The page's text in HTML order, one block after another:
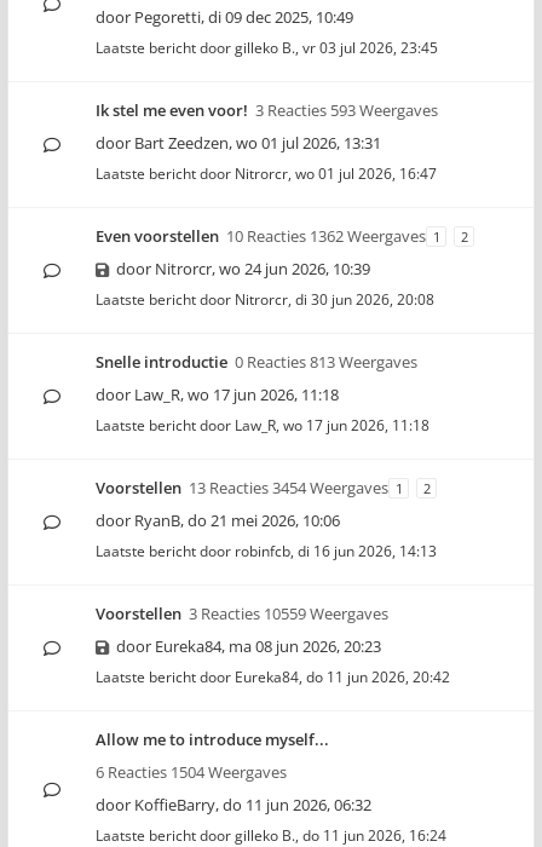
door Pegoretti,di 09 dec 2025, 10:49
Laatste bericht doorgilleko B., vr 03 jul 2026, 23:45
Ik stel me even voor! 3 Reacties 593 Weergaves
door Bart Zeedzen,wo 01 jul 2026, 13:31
Laatste bericht door Nitrorcr, wo 01 jul 2026, 16:47
Even voorstellen 10 Reacties 1362 Weergaves 1 2
door Nitrorcr,wo 24 jun 2026, 10:39
Laatste bericht door Nitrorcr, di 30 jun 2026, 20:08
Snelle introductie 0 Reacties 813 Weergaves
door Law_R,wo 17 jun 2026, 11:18
Laatste bericht door Law_R, wo 17 jun 2026, 11:18
Voorstellen 13 Reacties 3454 Weergaves 1 2
door RyanB,do 21 mei 2026, 10:06
Laatste bericht door robinfcb, di 16 jun 2026, 14:13
Voorstellen 3 Reacties 10559 Weergaves
door Eureka84, ma 08 jun 2026, 20:23
Laatste bericht door Eureka84, do 11 jun 2026, 20:42
Allow me to introduce myself...
6 Reacties 1504 Weergaves
door KoffieBarry,do 11 jun 2026, 06:32
Laatste bericht doorgilleko B., do 11 jun 2026, 16:24